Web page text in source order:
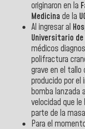
originaron en la
Medicina de la
Al ingresar al
Universitario de
médicos
polifractura
grave en el tallo
producido por
bomba lanzada
velocidad que le
parte de la
Para el